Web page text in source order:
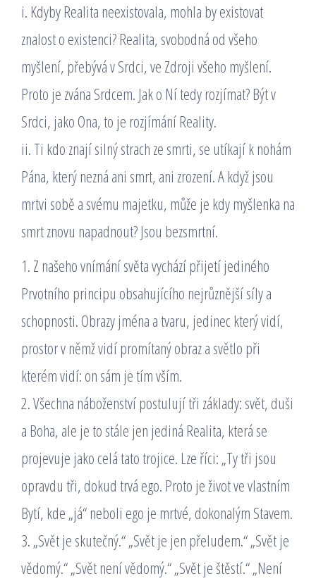
i. Kdyby Realita neexistovala, mohla by existovat
znalost o existenci? Realita, svobodná od všeho
myšlení, přebývá v Srdci, ve Zdroji všeho myšlení.
Proto je zvána Srdcem. Jak o Ní tedy rozjímat? Být v
Srdci, jako Ona, to je rozjímání Reality.
ii. Ti kdo znají silný strach ze smrti, se utíkají k nohám
Pána, který nezná ani smrt, ani zrození. A když jsou
mrtvi sobě a svému majetku, může je kdy myšlenka na
smrt znovu napadnout? Jsou bezsmrtní.
1. Z našeho vnímání světa vychází přijetí jediného
Prvotního principu obsahujícího nejrůznější síly a
schopnosti. Obrazy jména a tvaru, jedinec který vidí,
prostor v němž vidí promítaný obraz a světlo při
kterém vidí: on sám je tím vším.
2. Všechna náboženství postulují tři základy: svět, duši
a Boha, ale je to stále jen jediná Realita, která se
projevuje jako celá tato trojice. Lze říci: „Ty tři jsou
opravdu tři, dokud trvá ego. Proto je život ve vlastním
Bytí, kde „já“ neboli ego je mrtvé, dokonalým Stavem.
3. „Svět je skutečný.“ „Svět je jen přeludem.“ „Svět je
vědomý.“ „Svět není vědomý.“ „Svět je štěstí.“ „Není